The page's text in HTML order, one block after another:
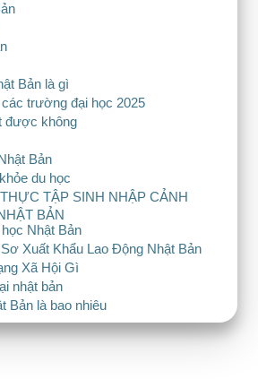
Bản là gì
trường đại học 2025
được không
Bản
du học
TẬP SINH NHẬP CẢNH
BẢN
Nhật Bản
Xuất Khẩu Lao Động Nhật Bản
Xã Hội Gì
nhật bản
Bản là bao nhiêu